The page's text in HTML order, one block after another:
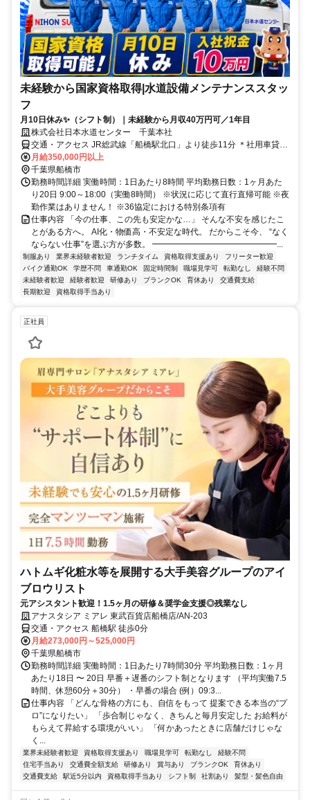
未経験から国家資格取得|水道設備メンテナンススタッ
フ
月10日休み✨（シフト制）｜未経験から月収40万円可／1年目
株式会社日本水道センター 千葉本社
交通・アクセス JR総武線「船橋駅北口」より徒歩11分 ＊社用車貸与
(通勤利用可/ガソリン代は会社負担)、マイカー・原付通勤可、直行直
帰OK！
月給350,000円以上
千葉県船橋市
勤務時間詳細 実働時間：1日あたり8時間 平均勤務日数：1ヶ月あた
り20日 9:00～18:00（実働8時間） ※状況に応じて直行直帰可能 ※夜
勤作業はありません！ ※36協定における特別条項有
仕事内容 「今の仕事、この先も安定かな…」 そんな不安を感じたこ
とがある方へ。 AI化・物価高・不安定な時代。 だからこそ今、 “なく
ならない仕事”を選ぶ方が多数。 ━━━━━━━━━━━━━━━...
制服あり 業界未経験者歓迎 ランチタイム 資格取得支援あり
フリーター歓迎
バイク通勤OK
学歴不問 車通勤OK 固定時間制 職場見学可 転勤なし
経験不問
未経験者歓迎
経験者歓迎 研修あり ブランクOK 育休あり
交通費支給
長期歓迎
資格取得手当あり
正社員
ハトムギ化粧水等を展開する大手美容グループのアイ
ブロウリスト
元アシスタント歓迎！1.5ヶ月の研修＆奨学金支援◎残業なし
アナスタシア ミアレ 東武百貨店船橋店/AN-203
交通・アクセス 船橋駅 徒歩0分
月給273,000円～525,000円
千葉県船橋市
勤務時間詳細 実働時間：1日あたり7時間30分 平均勤務日数：1ヶ月
あたり18日 〜 20日 早番＋遅番のシフト制となります （平均実働7.5
時間、休憩60分＋30分） ・早番の場合 (例）09:3...
仕事内容 「どんな骨格の方にも、自信をもって 提案できる本当の“プ
ロ”になりたい」 「歩合制じゃなく、きちんと毎月安定した お給料が
もらえて昇給する環境がいい」 「何かあったときに店舗だけじゃな
く...
業界未経験者歓迎 資格取得支援あり 職場見学可 転勤なし
経験不問
住宅手当あり
交通費全額支給 研修あり 賞与あり ブランクOK
育休あり
交通費支給
駅近5分以内 資格取得手当あり シフト制 社割あり 髪型・髪色自由